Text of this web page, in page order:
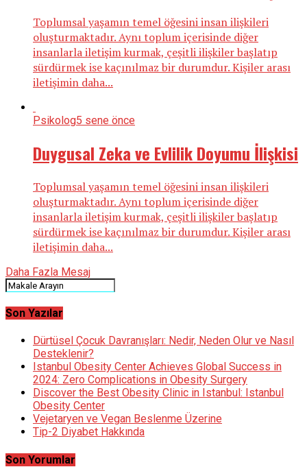
Toplumsal yaşamın temel öğesini insan ilişkileri
oluşturmaktadır. Aynı toplum içerisinde diğer
insanlarla iletişim kurmak, çeşitli ilişkiler başlatıp
sürdürmek ise kaçınılmaz bir durumdur. Kişiler arası
iletişimin daha...
Psikolog5 sene önce
Duygusal Zeka ve Evlilik Doyumu İlişkisi
Toplumsal yaşamın temel öğesini insan ilişkileri
oluşturmaktadır. Aynı toplum içerisinde diğer
insanlarla iletişim kurmak, çeşitli ilişkiler başlatıp
sürdürmek ise kaçınılmaz bir durumdur. Kişiler arası
iletişimin daha...
Daha Fazla Mesaj
Son Yazılar
Dürtüsel Çocuk Davranışları: Nedir, Neden Olur ve Nasıl
Desteklenir?
Istanbul Obesity Center Achieves Global Success in
2024: Zero Complications in Obesity Surgery
Discover the Best Obesity Clinic in Istanbul: Istanbul
Obesity Center
Vejetaryen ve Vegan Beslenme Üzerine
Tip-2 Diyabet Hakkında
Son Yorumlar